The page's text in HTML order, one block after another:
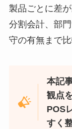
製品ごとに差
分割会計、部
守の有無まで
本記
観点
POS
すく